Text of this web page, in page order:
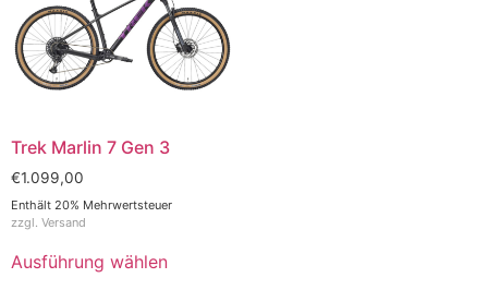
Trek Marlin 7 Gen 3
€1.099,00
Enthält 20% Mehrwertsteuer
zzgl. Versand
Ausführung wählen